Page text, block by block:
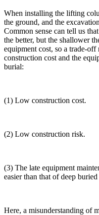
When installing the lifting
the ground, and the
Common sense can tell us
the better, but the shallower
equipment cost, so a trade-off
construction cost and the
burial:
(1) Low construction cost.
(2) Low construction risk.
(3) The late equipment
easier than that of deep
Here, a misunderstanding of